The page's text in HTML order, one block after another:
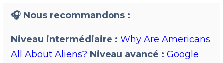
🎧 Nous recommandons :
Niveau intermédiaire :Why Are Americans
All About Aliens? Niveau avancé :Google